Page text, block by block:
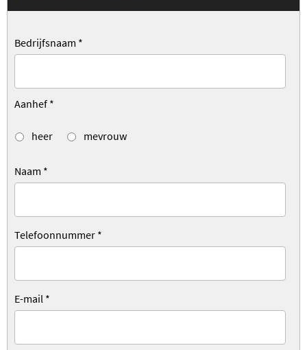
Bedrijfsnaam *
Aanhef *
heer mevrouw
Naam *
Telefoonnummer *
E-mail *